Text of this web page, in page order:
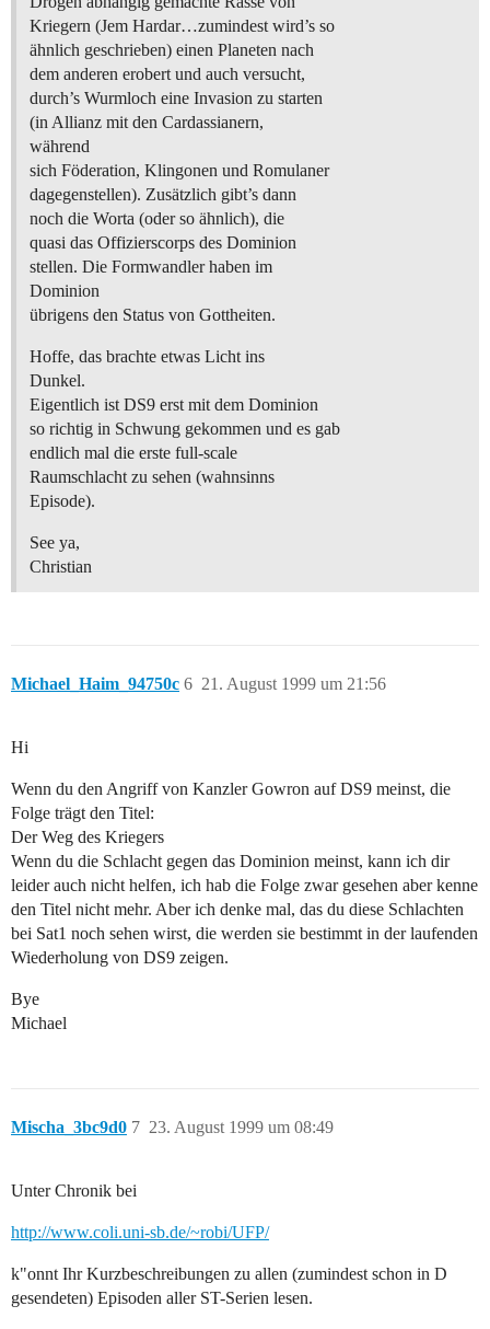
Kriegern (Jem Hardar…zumindest wird’s so
ähnlich geschrieben) einen Planeten nach
dem anderen erobert und auch versucht,
durch’s Wurmloch eine Invasion zu starten
(in Allianz mit den Cardassianern,
während
sich Föderation, Klingonen und Romulaner
dagegenstellen). Zusätzlich gibt’s dann
noch die Worta (oder so ähnlich), die
quasi das Offizierscorps des Dominion
stellen. Die Formwandler haben im
Dominion
übrigens den Status von Gottheiten.
Hoffe, das brachte etwas Licht ins
Dunkel.
Eigentlich ist DS9 erst mit dem Dominion
so richtig in Schwung gekommen und es gab
endlich mal die erste full-scale
Raumschlacht zu sehen (wahnsinns
Episode).
See ya,
Christian
Michael_Haim_94750c 21. August 1999 um 21:56
6
Hi
Wenn du den Angriff von Kanzler Gowron auf DS9 meinst, die
Folge trägt den Titel:
Der Weg des Kriegers
Wenn du die Schlacht gegen das Dominion meinst, kann ich dir
leider auch nicht helfen, ich hab die Folge zwar gesehen aber kenne
den Titel nicht mehr. Aber ich denke mal, das du diese Schlachten
bei Sat1 noch sehen wirst, die werden sie bestimmt in der laufenden
Wiederholung von DS9 zeigen.
Bye
Michael
Mischa_3bc9d0 23. August 1999 um 08:49
7
Unter Chronik bei
http://www.coli.uni-sb.de/~robi/UFP/
k"onnt Ihr Kurzbeschreibungen zu allen (zumindest schon in D
gesendeten) Episoden aller ST-Serien lesen.